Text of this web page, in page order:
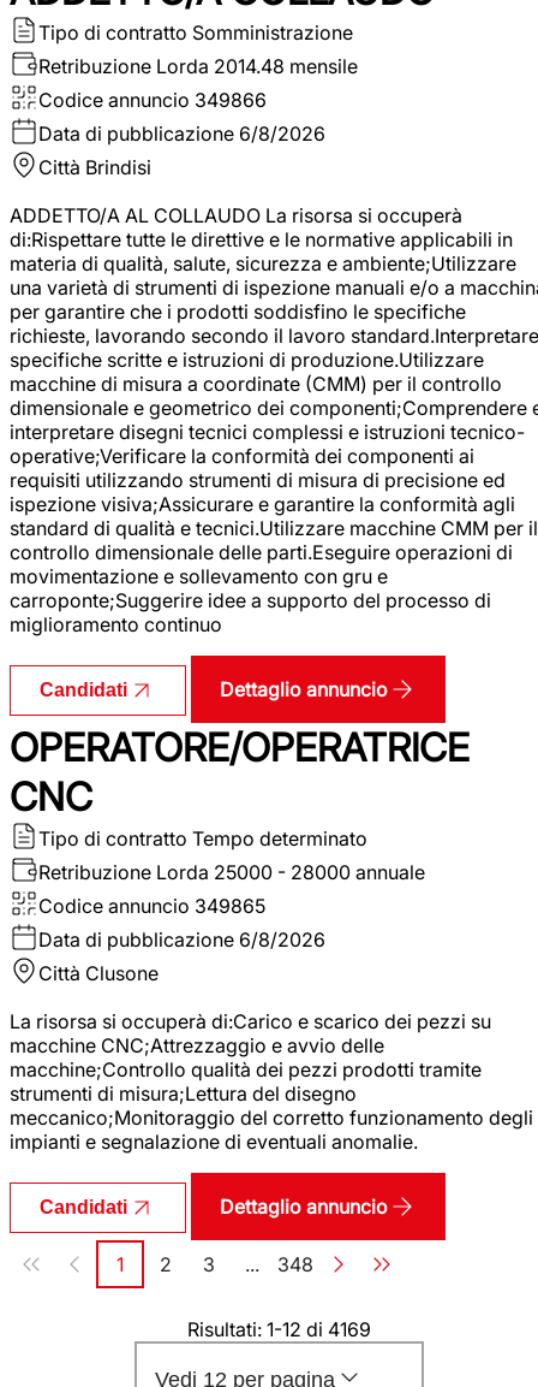
Tipo di contratto Somministrazione
Retribuzione Lorda 2014.48 mensile
Codice annuncio 349866
Data di pubblicazione 6/8/2026
Città Brindisi
ADDETTO/A AL COLLAUDO La risorsa si occuperà
di:Rispettare tutte le direttive e le normative applicabili in
materia di qualità, salute, sicurezza e ambiente;Utilizzare
una varietà di strumenti di ispezione manuali e/o a
per garantire che i prodotti soddisfino le specifiche
richieste, lavorando secondo il lavoro standard.Interpretare
specifiche scritte e istruzioni di produzione.Utilizzare
macchine di misura a coordinate (CMM) per il controllo
dimensionale e geometrico dei componenti;Comprendere
interpretare disegni tecnici complessi e istruzioni tecnico-
operative;Verificare la conformità dei componenti ai
requisiti utilizzando strumenti di misura di precisione ed
ispezione visiva;Assicurare e garantire la conformità agli
standard di qualità e tecnici.Utilizzare macchine CMM per il
controllo dimensionale delle parti.Eseguire operazioni di
movimentazione e sollevamento con gru e
carroponte;Suggerire idee a supporto del processo di
miglioramento continuo
Candidati Dettaglio annuncio
OPERATORE/OPERATRICE
CNC
Tipo di contratto Tempo determinato
Retribuzione Lorda 25000 - 28000 annuale
Codice annuncio 349865
Data di pubblicazione 6/8/2026
Città Clusone
La risorsa si occuperà di:Carico e scarico dei pezzi su
macchine CNC;Attrezzaggio e avvio delle
macchine;Controllo qualità dei pezzi prodotti tramite
strumenti di misura;Lettura del disegno
meccanico;Monitoraggio del corretto funzionamento degli
impianti e segnalazione di eventuali anomalie.
Candidati Dettaglio annuncio
Paginazione
Pagina
1 Pagina
2 Pagina
3 ... Pagina
348
Risultati: 1-12 di 4169
Vedi 12 per pagina